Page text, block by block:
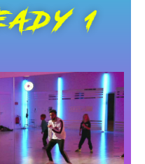
1